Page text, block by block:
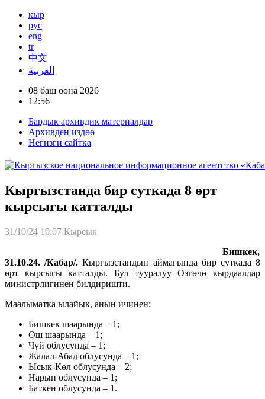
кыр
рус
eng
tr
中文
العربية
08 баш оона 2026
12:56
Бардык архивдик материалдар
Архивден издөө
Негизги сайтка
Кыргызстанда бир суткада 8 өрт
кырсыгы катталды
31/10/24 10:07 Кырсык
Бишкек,
31.10.24. /Кабар/.Кыргызстандын аймагында бир суткада 8
өрт кырсыгы катталды. Бул тууралуу Өзгөчө кырдаалдар
министрлигинен билдиришти.
Маалыматка ылайык, анын ичинен:
Бишкек шаарында – 1;
Ош шаарында – 1;
Чүй облусунда – 1;
Жалал-Абад облусунда – 1;
Ысык-Көл облусунда – 2;
Нарын облусунда – 1;
Баткен облусунда – 1.